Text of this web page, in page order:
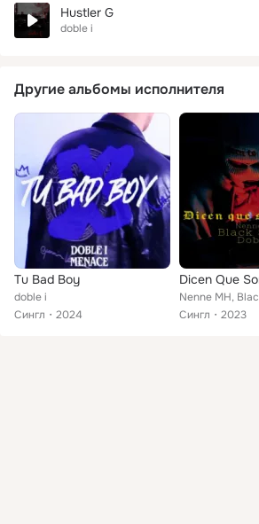
Hustler G
doble i
Другие альбомы исполнителя
Tu Bad Boy
doble i
Сингл
2024
Dicen Que
Сингл
2023